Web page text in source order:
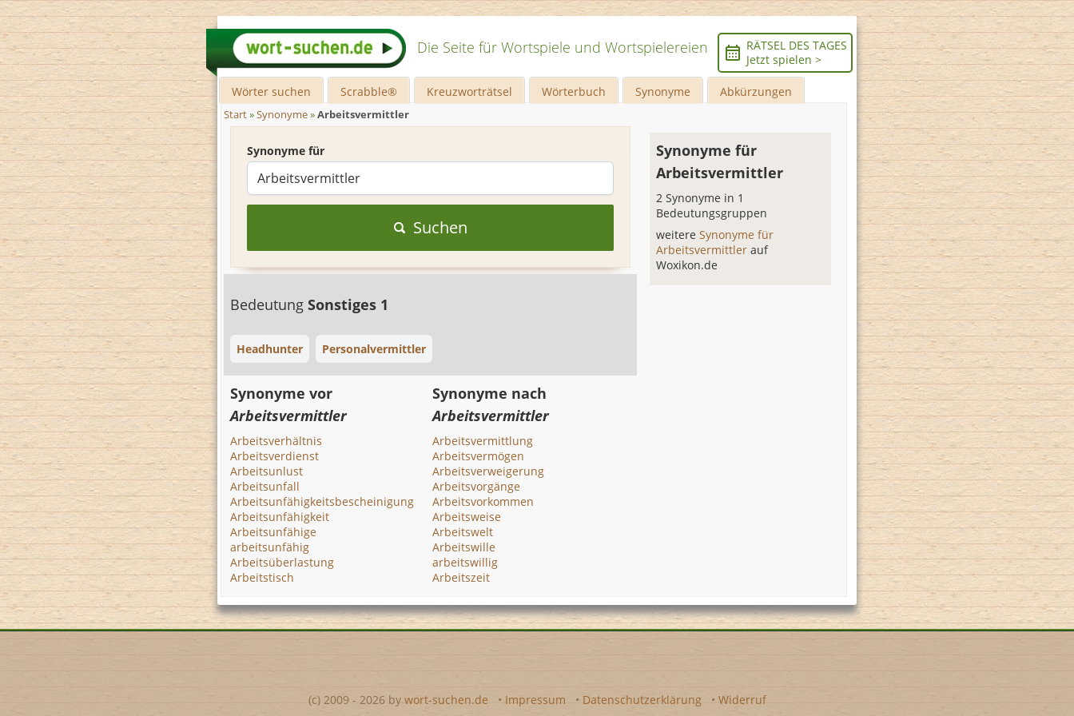
Die Seite für Wortspiele und Wortspielereien
RÄTSEL DES TAGES
Jetzt spielen >
Wörter suchen Scrabble® Kreuzworträtsel Wörterbuch Synonyme Abkürzungen
Start»Synonyme»Arbeitsvermittler
Synonyme für
Suchen
Bedeutung Sonstiges 1
Headhunter Personalvermittler
Synonyme für
Arbeitsvermittler
2 Synonyme in 1
Bedeutungsgruppen
weitereSynonyme für
Arbeitsvermittlerauf
Woxikon.de
Synonyme vor
Arbeitsvermittler
Arbeitsverhältnis
Arbeitsverdienst
Arbeitsunlust
Arbeitsunfall
Arbeitsunfähigkeitsbescheinigung
Arbeitsunfähigkeit
Arbeitsunfähige
arbeitsunfähig
Arbeitsüberlastung
Arbeitstisch
Synonyme nach
Arbeitsvermittler
Arbeitsvermittlung
Arbeitsvermögen
Arbeitsverweigerung
Arbeitsvorgänge
Arbeitsvorkommen
Arbeitsweise
Arbeitswelt
Arbeitswille
arbeitswillig
Arbeitszeit
(c) 2009 - 2026 by wort-suchen.de • Impressum • Datenschutzerklärung • Widerruf